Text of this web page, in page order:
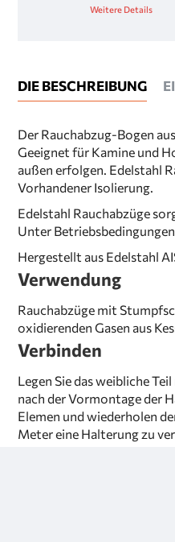
Weitere Details
DIE BESCHREIBUNG
Der Rauchabzug-Bogen
Geeignet für Kamine und
außen erfolgen. Edelstahl
Vorhandener Isolierung.
Edelstahl Rauchabzüge
Unter
Hergestellt aus Edelstahl
Verwendung
Rauchabzüge mit
oxidierenden Gasen aus
Verbinden
Legen Sie das weibliche
nach der Vormontage der
Elemen und wiederholen
Meter eine Halterung zu